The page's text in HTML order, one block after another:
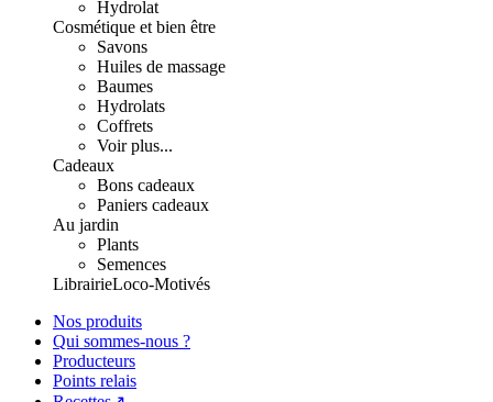
Hydrolat
Cosmétique et bien être
Savons
Huiles de massage
Baumes
Hydrolats
Coffrets
Voir plus...
Cadeaux
Bons cadeaux
Paniers cadeaux
Au jardin
Plants
Semences
LibrairieLoco-Motivés
Nos produits
Qui sommes-nous ?
Producteurs
Points relais